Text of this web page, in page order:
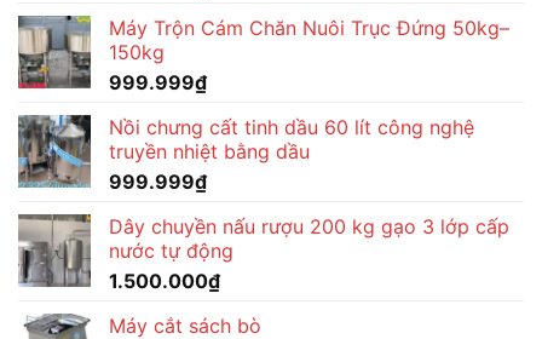
Máy Trộn Cám Chăn Nuôi Trục Đứng 50kg–
150kg
999.999₫
Nồi chưng cất tinh dầu 60 lít công nghệ
truyền nhiệt bằng dầu
999.999₫
Dây chuyền nấu rượu 200 kg gạo 3 lớp cấp
nước tự động
1.500.000₫
Máy cắt sách bò